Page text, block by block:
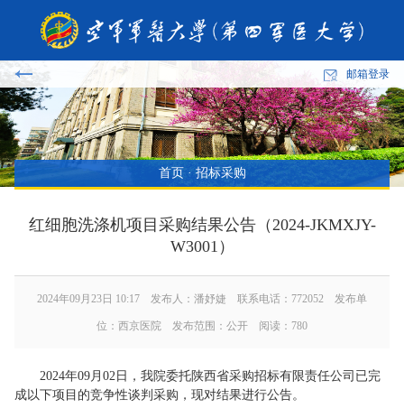
邮箱登录
首页 · 招标采购
红细胞洗涤机项目采购结果公告（2024-JKMXJY-
W3001）
2024年09月23日 10:17 发布人：潘妤婕 联系电话：772052 发布单
位：西京医院 发布范围：公开 阅读： 780
2024年09月02日，我院委托陕西省采购招标有限责任公司已完
成以下项目的竞争性谈判采购，现对结果进行公告。